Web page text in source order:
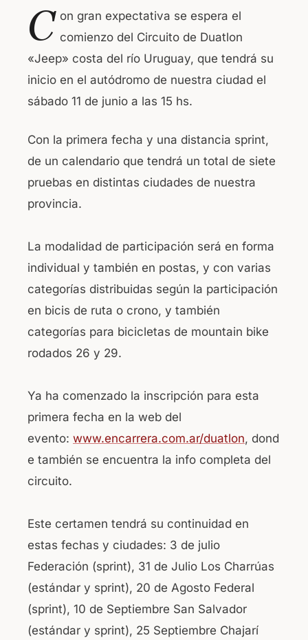
c
e
b
o
o
k
at
s
A
p
p
C on gran expectativa se espera el
comienzo del Circuito de Duatlon
«Jeep» costa del río Uruguay, que tendrá su
inicio en el autódromo de nuestra ciudad el
sábado 11 de junio a las 15 hs.
Con la primera fecha y una distancia sprint,
de un calendario que tendrá un total de siete
pruebas en distintas ciudades de nuestra
provincia.
La modalidad de participación será en forma
individual y también en postas, y con varias
categorías distribuidas según la participación
en bicis de ruta o crono, y también
categorías para bicicletas de mountain bike
rodados 26 y 29.
Ya ha comenzado la inscripción para esta
primera fecha en la web del
evento: www.encarrera.com.ar/duatlon, dond
e también se encuentra la info completa del
circuito.
Este certamen tendrá su continuidad en
estas fechas y ciudades: 3 de julio
Federación (sprint), 31 de Julio Los Charrúas
(estándar y sprint), 20 de Agosto Federal
(sprint), 10 de Septiembre San Salvador
(estándar y sprint), 25 Septiembre Chajarí